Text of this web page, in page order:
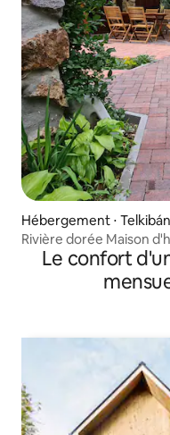
Hébergement ⋅
Rivière dorée Maison
Le confort